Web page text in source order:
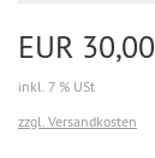
EUR 30,00
inkl. 7 % USt
zzgl. Versandkosten